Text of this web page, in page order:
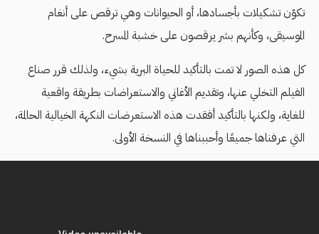
تكوّن تشكيلات بأجسادها، أو الحيوانات وهي ترقص على أنغام
الموسيقى، وكأنهم بشر يرقصون على خشبة المسرح.
كل هذه الصور لا تمت بالتأكيد للحياة البرية بشيء، ولذلك قرر صناع
الفيلم التخلي عنها، وتقديم الأغاني والاستعراضات بطريقة واقعية
للغاية، ولكنها بالتأكيد أفقدت هذه الاستعرضات النكهة الخيالية الحالمة،
التي عرفناها جميعًا وأحببناها في النسخة الأولى.